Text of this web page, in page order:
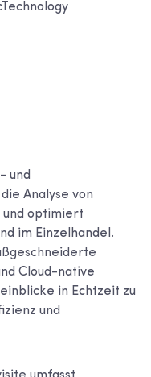
und
Analyse von
und optimiert
im Einzelhandel.
Cloud-native
in Echtzeit zu
und